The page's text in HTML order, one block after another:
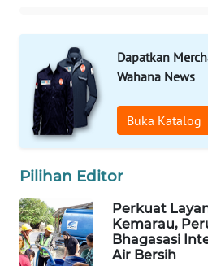
Dapatkan
Wahana News
Buka Katalog
Pilihan Editor
Perkuat
Kemarau,
Bhagasasi
Air Bersih
NEWS
METRO
SIANTAR
NEWS
METRO
MEDAN
NEWS
METRO